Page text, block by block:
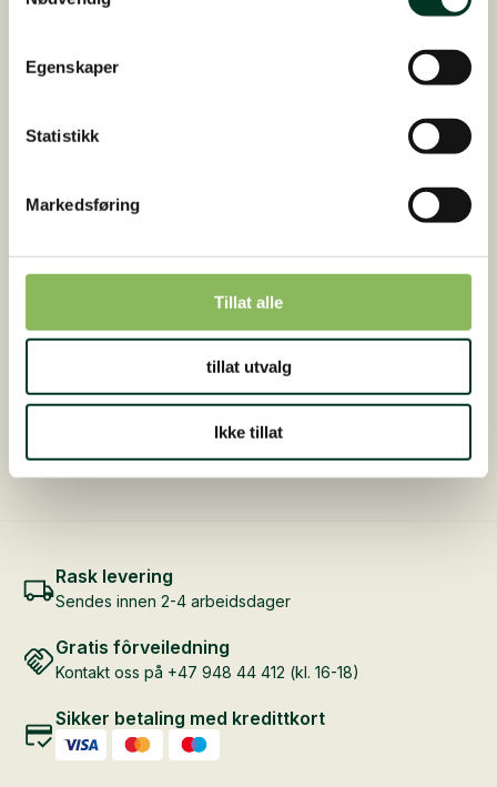
Egenskaper
Statistikk
Markedsføring
Tillat alle
tillat utvalg
Ikke tillat
Les mer
Rask levering
Sendes innen 2-4 arbeidsdager
Gratis fôrveiledning
Kontakt oss på +47 948 44 412 (kl. 16-18)
Sikker betaling med kredittkort